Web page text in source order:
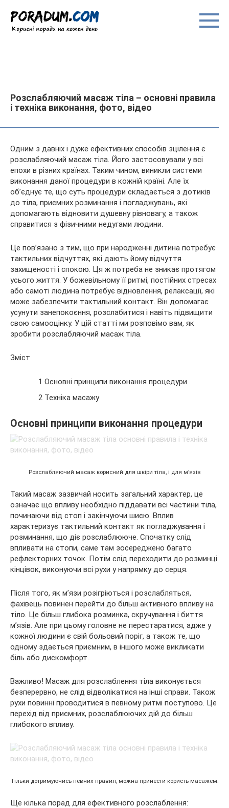
вмісту
Розслабляючий масаж тіла – основні правила
і техніка виконання, фото, відео
Одним з давніх і дуже ефективних способів зцілення є
розслабляючий масаж тіла. Його застосовували у всі
епохи в різних країнах. Таким чином, виникли системи
виконання даної процедури в кожній країні. Але їх
об’єднує те, що суть процедури складається з дотиків
до тіла, приємних розминання і погладжувань, які
допомагають відновити душевну рівновагу, а також
справитися з фізичними недугами людини.
Це пов’язано з тим, що при народженні дитина потребує
тактильних відчуттях, які дають йому відчуття
захищеності і спокою. Ця ж потреба не зникає протягом
усього життя. У божевільному її ритмі, постійних стресах
або самоті людина потребує відновлення, релаксації, які
може забезпечити тактильний контакт. Він допомагає
усунути занепокоєння, розслабитися і навіть підвищити
свою самооцінку. У цій статті ми розповімо вам, як
зробити розслабляючий масаж тіла.
Зміст
1 Основні принципи виконання процедури
2 Техніка масажу
Основні принципи виконання процедури
Розслабляючий масаж корисний для шкіри тіла, і для м’язів
Такий масаж зазвичай носить загальний характер, це
означає що впливу необхідно піддавати всі частини тіла,
починаючи від стоп і закінчуючи шиєю. Вплив
характеризує тактильний контакт як погладжування і
розминання, що діє розслаблююче. Спочатку слід
впливати на стопи, саме там зосереджено багато
рефлекторних точок. Потім слід переходити до розминці
кінцівок, виконуючи всі рухи у напрямку до серця.
Після того, як м’язи розігріються і розслабляться,
фахівець повинен перейти до більш активного впливу на
тіло. Це більш глибока розминка, скручування і биття
м’язів. Але при цьому головне не перестаратися, адже у
кожної людини є свій больовий поріг, а також те, що
одному здається приємним, в іншого може викликати
біль або дискомфорт.
Важливо! Масаж для розслаблення тіла виконується
безперервно, не слід відволікатися на інші справи. Також
рухи повинні проводитися в певному ритмі поступово. Це
перехід від приємних, розслаблюючих дій до більш
глибокого впливу.
Тільки дотримуючись певних правил, можна принести користь масажем.
Ще кілька порад для ефективного розслаблення: